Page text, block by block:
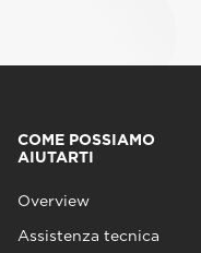
COME POSSIAMO
AIUTARTI
Overview
Assistenza tecnica